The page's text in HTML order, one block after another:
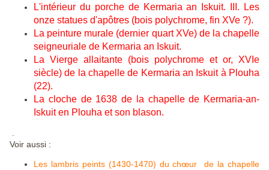
L'intérieur du porche de Kermaria an Iskuit. III. Les
onze statues d'apôtres (bois polychrome, fin XVe ?).
La peinture murale (dernier quart XVe) de la chapelle
seigneuriale de Kermaria an Iskuit.
La Vierge allaitante (bois polychrome et or, XVIe
siècle) de la chapelle de Kermaria an Iskuit à Plouha
(22).
La cloche de 1638 de la chapelle de Kermaria-an-
Iskuit en Plouha et son blason.
Voir aussi :
Les lambris peints (1430-1470) du chœur de la chapelle